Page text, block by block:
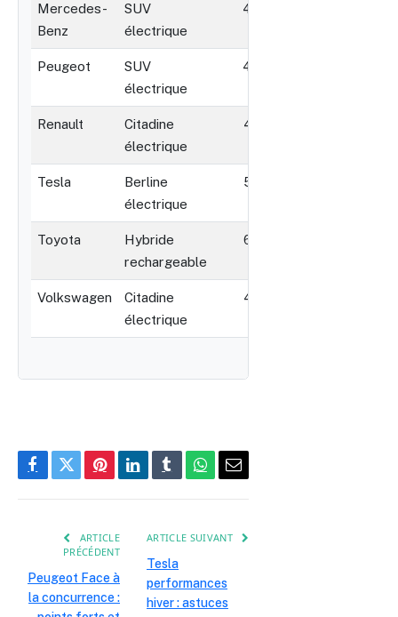
Mercedes-
Benz
SUV
électrique
430
Peugeot
SUV
électrique
430
Renault
Citadine
électrique
400
Tesla
Berline
électrique
500
Toyota
Hybride
rechargeable
600
Volkswagen
Citadine
électrique
400
Facebook
TwitterPinterestLinkedInTumblrWhatsApp
E-
ARTICLE
PRÉCÉDENT
Peugeot Face à
la concurrence :
ARTICLE SUIVANT
Tesla
performances
hiver : astuces